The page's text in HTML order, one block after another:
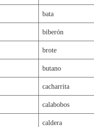
bata
biberón
brote
butano
cacharrita
calabobos
caldera